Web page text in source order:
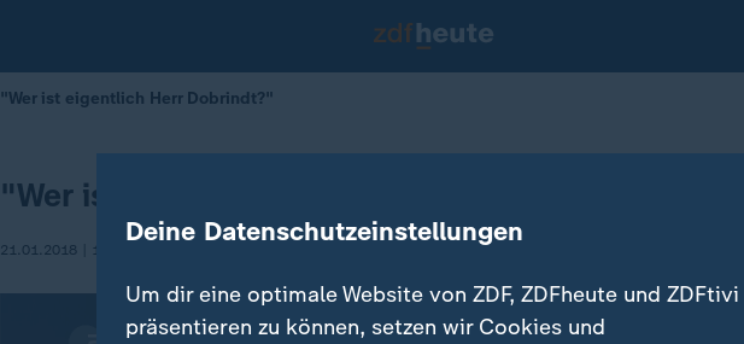
"Wer ist eigentlich Herr Dobrindt?"
"Wer ist eigentlich Herr Dobrindt?"
21.01.2018 | 11:47
Deine Datenschutzeinstellungen
Um dir eine optimale Website von ZDF, ZDFheute und ZDFtivi
präsentieren zu können, setzen wir Cookies und